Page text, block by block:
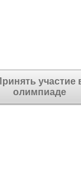
участие
олимпиаде